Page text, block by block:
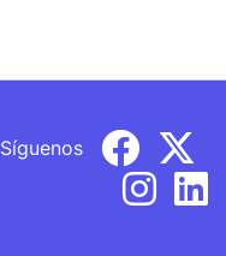
Síguenos